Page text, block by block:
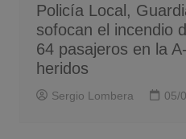
Policía Local,
sofocan el incendio
64 pasajeros en la
heridos
Sergio Lombera 05/